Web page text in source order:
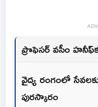
ప్రొఫెసర్ వసీం
వైద్య రంగంలో
పురస్కారం